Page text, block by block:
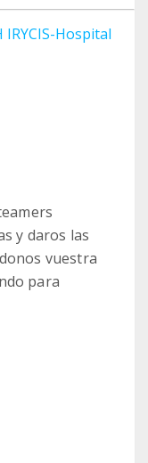
Hospital
y daros las
vuestra
para